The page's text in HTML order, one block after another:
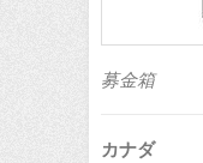
募金箱
カナダ